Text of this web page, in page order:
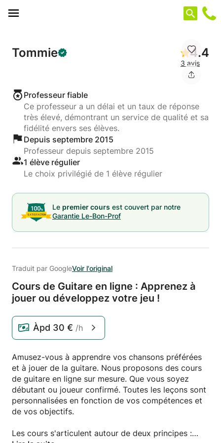
Tommie 4.4
3 avis
Professeur fiable
Ce professeur a un délai et un taux de réponse
très élevé, démontrant un service de qualité et sa
fidélité envers ses élèves.
Depuis septembre 2015
Professeur depuis septembre 2015
1 élève régulier
Le choix privilégié de 1 élève régulier
Le premier cours est couvert par notre
Garantie Le-Bon-Prof
Traduit par GoogleVoir l'original
Cours de Guitare en ligne : Apprenez à
jouer ou développez votre jeu !
Àpd 30 € /h
Amusez-vous à apprendre vos chansons préférées
et à jouer de la guitare. Nous proposons des cours
de guitare en ligne sur mesure. Que vous soyez
débutant ou joueur confirmé. Toutes les leçons sont
personnalisées en fonction de vos compétences et
de vos objectifs.
Les cours s'articulent autour de deux principes :